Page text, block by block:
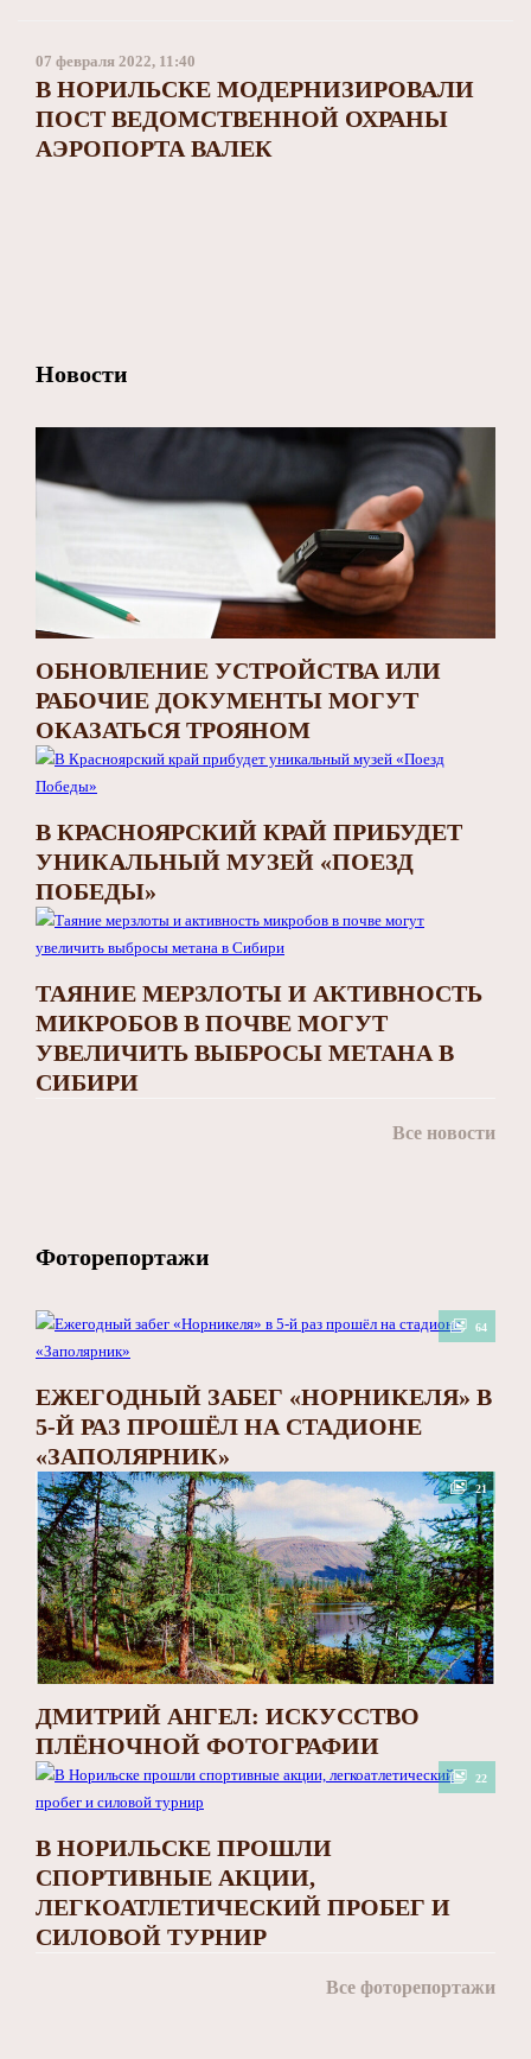
07 февраля 2022, 11:40
В НОРИЛЬСКЕ МОДЕРНИЗИРОВАЛИ
ПОСТ ВЕДОМСТВЕННОЙ ОХРАНЫ
АЭРОПОРТА ВАЛЕК
Новости
ОБНОВЛЕНИЕ УСТРОЙСТВА ИЛИ
РАБОЧИЕ ДОКУМЕНТЫ МОГУТ
ОКАЗАТЬСЯ ТРОЯНОМ
В КРАСНОЯРСКИЙ КРАЙ ПРИБУДЕТ
УНИКАЛЬНЫЙ МУЗЕЙ «ПОЕЗД
ПОБЕДЫ»
ТАЯНИЕ МЕРЗЛОТЫ И АКТИВНОСТЬ
МИКРОБОВ В ПОЧВЕ МОГУТ
УВЕЛИЧИТЬ ВЫБРОСЫ МЕТАНА В
СИБИРИ
Все новости
Фоторепортажи
64
ЕЖЕГОДНЫЙ ЗАБЕГ «НОРНИКЕЛЯ» В
5-Й РАЗ ПРОШЁЛ НА СТАДИОНЕ
«ЗАПОЛЯРНИК»
21
ДМИТРИЙ АНГЕЛ: ИСКУССТВО
ПЛЁНОЧНОЙ ФОТОГРАФИИ
22
В НОРИЛЬСКЕ ПРОШЛИ
СПОРТИВНЫЕ АКЦИИ,
ЛЕГКОАТЛЕТИЧЕСКИЙ ПРОБЕГ И
СИЛОВОЙ ТУРНИР
Все фоторепортажи